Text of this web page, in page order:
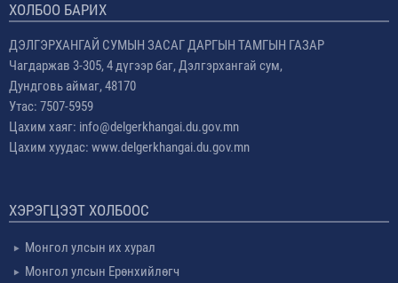
ХОЛБОО БАРИХ
ДЭЛГЭРХАНГАЙ СУМЫН ЗАСАГ ДАРГЫН ТАМГЫН ГАЗАР
Чагдаржав 3-305, 4 дүгээр баг, Дэлгэрхангай сум,
Дундговь аймаг, 48170
Утас: 7507-5959
Цахим хаяг: info@delgerkhangai.du.gov.mn
Цахим хуудас: www.delgerkhangai.du.gov.mn
ХЭРЭГЦЭЭТ ХОЛБООС
Монгол улсын их хурал
Монгол улсын Ерөнхийлөгч